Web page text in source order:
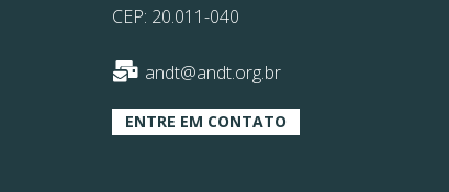
CEP: 20.011-040
andt@andt.org.br
ENTRE EM CONTATO